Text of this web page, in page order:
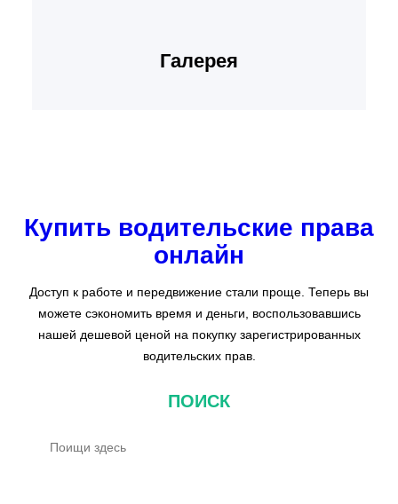
Галерея
Купить водительские права
онлайн
Доступ к работе и передвижение стали проще. Теперь вы
можете сэкономить время и деньги, воспользовавшись
нашей дешевой ценой на покупку зарегистрированных
водительских прав.
ПОИСК